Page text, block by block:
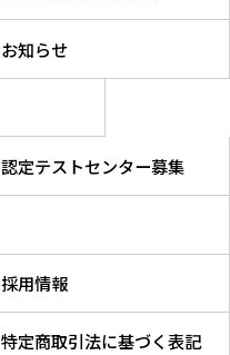
お知らせ
認定テストセンター募集
採用情報
特定商取引法に基づく表記